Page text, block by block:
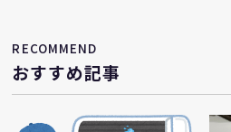
RECOMMEND
おすすめ記事